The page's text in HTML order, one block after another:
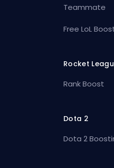
Teammate
Free LoL
Rocket
Rank Boost
Dota 2
Dota 2